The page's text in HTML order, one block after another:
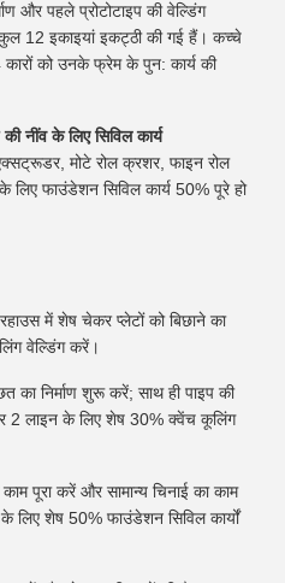
और पहले प्रोटोटाइप की वेल्डिंग
12 इकाइयां इकट्ठी की गई हैं। कच्चे
को उनके फ्रेम के पुन: कार्य की
नींव के लिए सिविल कार्य
मोटे रोल क्रशर, फाइन रोल
फाउंडेशन सिविल कार्य 50% पूरे हो
में शेष चेकर प्लेटों को बिछाने का
वेल्डिंग करें।
निर्माण शुरू करें; साथ ही पाइप की
2 लाइन के लिए शेष 30% क्वेंच कूलिंग
पूरा करें और सामान्य चिनाई का काम
शेष 50% फाउंडेशन सिविल कार्यों